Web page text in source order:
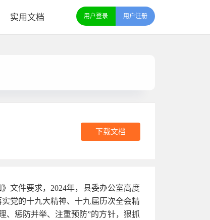
实用文档 用户登录 用户注册
下载文档
文件要求，2024年，县委办公室高度
党的十九大精神、十九届历次全会精
、惩防并举、注重预防”的方针，狠抓